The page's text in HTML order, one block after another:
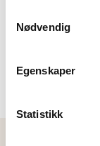
Nødvendig
Egenskaper
Statistikk
På lager på Vita.no